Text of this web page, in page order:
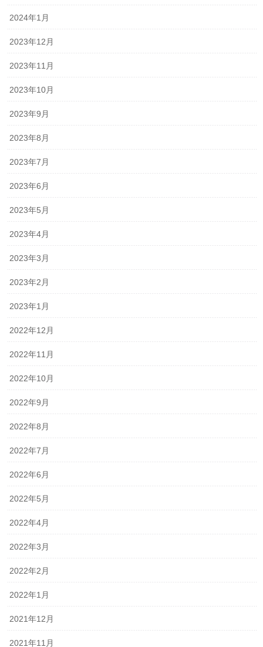
2024年1月
2023年12月
2023年11月
2023年10月
2023年9月
2023年8月
2023年7月
2023年6月
2023年5月
2023年4月
2023年3月
2023年2月
2023年1月
2022年12月
2022年11月
2022年10月
2022年9月
2022年8月
2022年7月
2022年6月
2022年5月
2022年4月
2022年3月
2022年2月
2022年1月
2021年12月
2021年11月